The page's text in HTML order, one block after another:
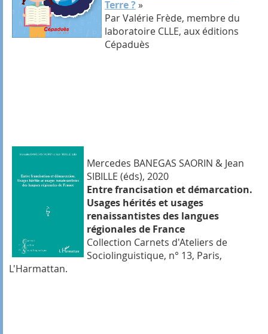
Terre ? »
Par Valérie Frède, membre du
laboratoire CLLE, aux éditions
Cépaduès
Mercedes BANEGAS SAORIN & Jean
SIBILLE (éds), 2020
Entre francisation et démarcation.
Usages hérités et usages
renaissantistes des langues
régionales de France
Collection Carnets d'Ateliers de
Sociolinguistique, n° 13, Paris,
L'Harmattan.